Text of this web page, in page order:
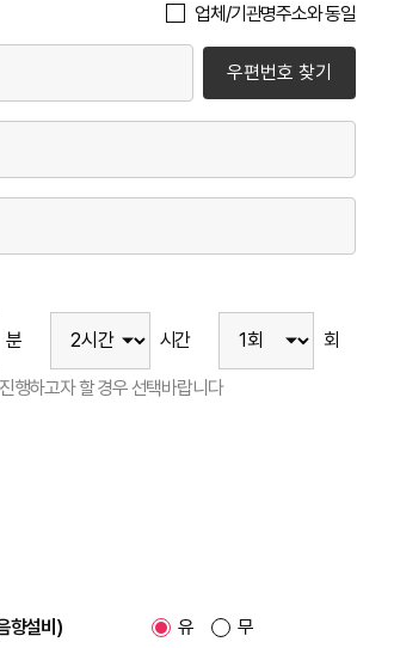
업체/기관명주소와 동일
우편번호 찾기
분 시간 회
행하고자 할 경우 선택바랍니다
향설비) 유 무